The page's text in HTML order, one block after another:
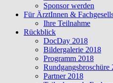
Sponsor werden
Für ÄrztInnen &
Ihre Teilnahme
Rückblick
DocDay 2018
Bildergalerie 2018
Programm 2018
Rundgangsbroschüre
Partner 2018